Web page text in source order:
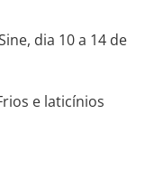
dia 10 a 14 de
e laticínios